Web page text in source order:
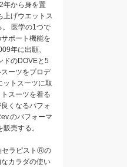
年から身を置
上げウエットス
医学の1つで
ポート機能を
年に出願、
ドのDOVEと5
ーツをプロデ
ットスーツに取
スーツを着る
くなるパフォ
のパフォーマ
売する。
セラピストⓇの
カラダの使い